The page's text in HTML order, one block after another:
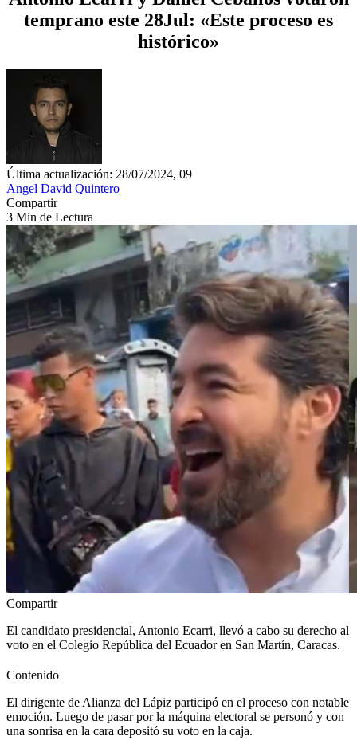
temprano este 28Jul: «Este proceso es
histórico»
Última actualización: 28/07/2024, 09
Angel David Quintero
Compartir
3 Min de Lectura
Compartir
El candidato presidencial, Antonio Ecarri, llevó a cabo su derecho al
voto en el Colegio República del Ecuador en San Martín, Caracas.
Contenido
El dirigente de Alianza del Lápiz participó en el proceso con notable
emoción. Luego de pasar por la máquina electoral se personó y con
una sonrisa en la cara depositó su voto en la caja.